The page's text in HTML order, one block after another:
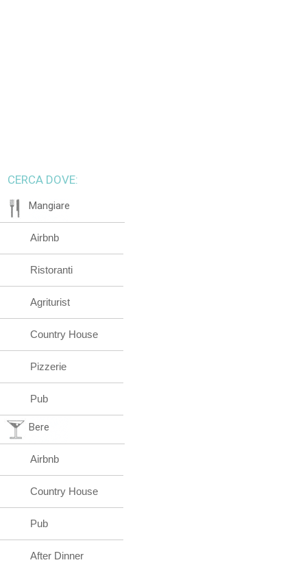
CERCA DOVE:
Mangiare
Airbnb
Ristoranti
Agriturist
Country House
Pizzerie
Pub
Bere
Airbnb
Country House
Pub
After Dinner